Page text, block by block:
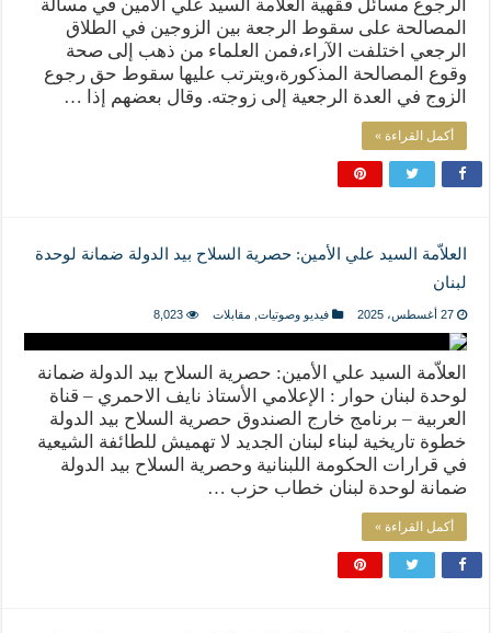
الرجوع مسائل فقهية العلاّمة السيد علي الأمين في مسألة
المصالحة على سقوط الرجعة بين الزوجين في الطلاق
الرجعي اختلفت الآراء،فمن العلماء من ذهب إلى صحة
وقوع المصالحة المذكورة،ويترتب عليها سقوط حق رجوع
الزوج في العدة الرجعية إلى زوجته. وقال بعضهم إذا …
أكمل القراءة »
العلاّمة السيد علي الأمين: حصرية السلاح بيد الدولة ضمانة لوحدة
لبنان
27 أغسطس، 2025 فيديو وصوتيات, مقابلات 8,023
العلاّمة السيد علي الأمين: حصرية السلاح بيد الدولة ضمانة
لوحدة لبنان حوار : الإعلامي الأستاذ نايف الاحمري – قناة
العربية – برنامج خارج الصندوق حصرية السلاح بيد الدولة
خطوة تاريخية لبناء لبنان الجديد لا تهميش للطائفة الشيعية
في قرارات الحكومة اللبنانية وحصرية السلاح بيد الدولة
ضمانة لوحدة لبنان خطاب حزب …
أكمل القراءة »